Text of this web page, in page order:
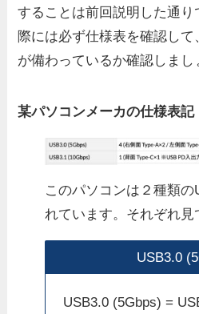
することは前回説明した通
際には必ず仕様表を確認し
が備わっているか確認しまし
某パソコンメーカの仕様表記
このパソコンは２種類の
れています。それぞれ見
USB3.0
USB3.0 (5Gbps) =